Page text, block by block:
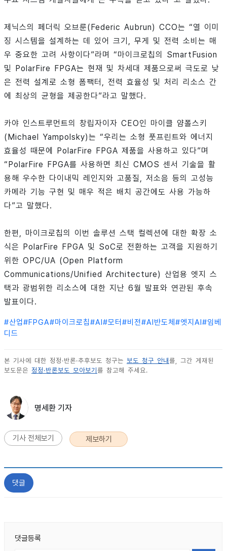
제닉스의 페더릭 오브룬(Federic Aubrun) CCO는 “열 이미
징 시스템을 설계하는 데 있어 크기, 무게 및 전력 소비는 매
우 중요한 고려 사항이다”라며 “마이크로칩의 SmartFusion
및 PolarFire FPGA는 현재 및 차세대 제품으로써 극도로 낮
은 전력 설계로 소형 폼팩터, 전력 효율성 및 처리 리소스 간
에 최상의 균형을 제공한다”라고 말했다.
카야 인스트루먼트의 창립자이자 CEO인 마이클 얌폴스키
(Michael Yampolsky)는 “우리는 소형 풋프린트와 에너지
효율성 때문에 PolarFire FPGA 제품을 사용하고 있다”며
“PolarFire FPGA를 사용하면 최신 CMOS 센서 기술을 활
용해 우수한 다이내믹 레인지와 고품질, 저소음 등의 고성능
카메라 기능 구현 및 매우 적은 배치 공간에도 사용 가능하
다”고 말했다.
한편, 마이크로칩의 이번 솔루션 스택 컬렉션에 대한 확장 소
식은 PolarFire FPGA 및 SoC로 전환하는 고객을 지원하기
위한 OPC/UA (Open Platform
Communications/Unified Architecture) 산업용 엣지 스
택과 광범위한 리소스에 대한 지난 6월 발표와 연관된 후속
발표이다.
#산업#FPGA#마이크로칩#AI #모터 #비전#AI반도체 #엣지AI #임베
디드
본 기사에 대한 정정·반론·추후보도 청구는 보도 청구 안내 를, 그간 게재된
보도문은 정정·반론보도 모아보기 를 참고해 주세요.
명세환 기자
기사 전체보기 제보하기
댓글
댓글등록